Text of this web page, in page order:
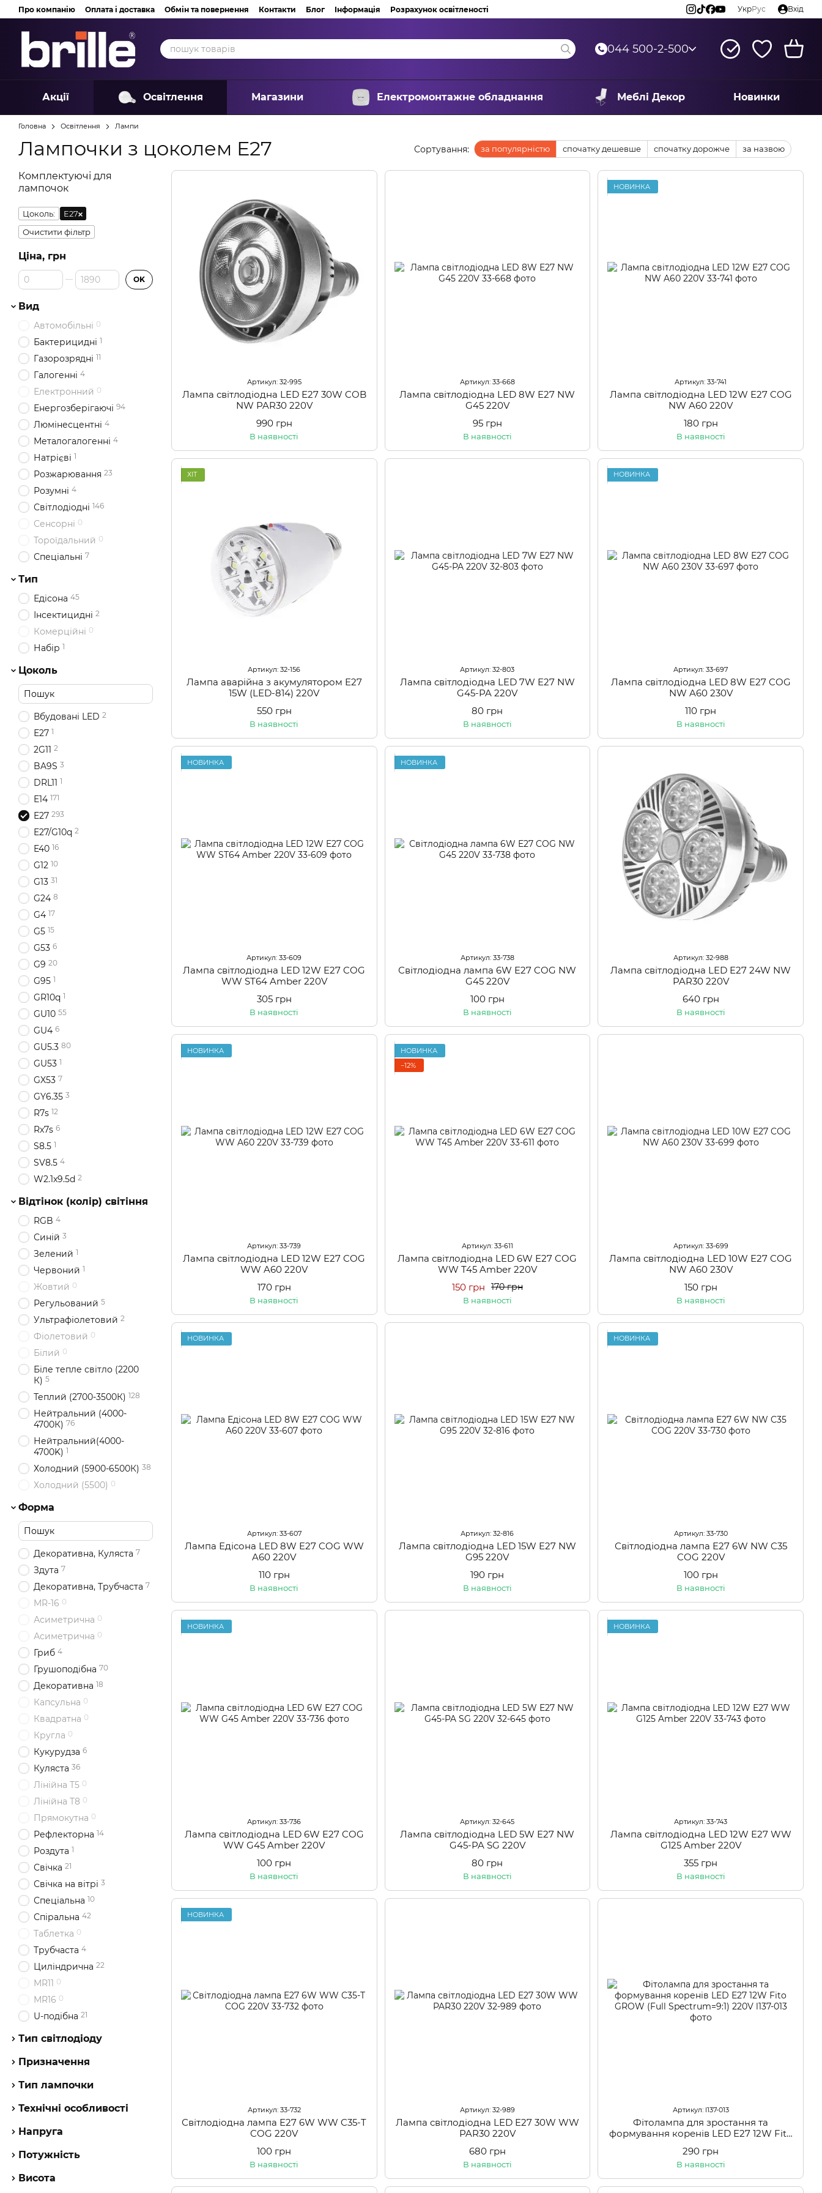
Перейти до основного контенту
Про компанію Оплата і доставка Обмін та повернення Контакти Блог Інформація Розрахунок освітленості УкрРус Вхід
044 500-2-500
Акції Освітлення Магазини Електромонтажне обладнання Меблі Декор Новинки
Головна Освітлення Лампи
Лампочки з цоколем Е27 Сортування: за популярністю спочатку дешевше спочатку дорожче за назвою
Артикул: 32-995
Лампа світлодіодна LED E27 30W COB
NW PAR30 220V
990 грн
В наявності
Артикул: 33-668
Лампа світлодіодна LED 8W E27 NW
G45 220V
95 грн
В наявності
НОВИНКА
Артикул: 33-741
Лампа світлодіодна LED 12W E27 COG
NW A60 220V
180 грн
В наявності
ХІТ
Артикул: 32-156
Лампа аварійна з акумулятором E27
15W (LED-814) 220V
550 грн
В наявності
Артикул: 32-803
Лампа світлодіодна LED 7W E27 NW
G45-PA 220V
80 грн
В наявності
НОВИНКА
Артикул: 33-697
Лампа світлодіодна LED 8W E27 COG
NW A60 230V
110 грн
В наявності
НОВИНКА
Артикул: 33-609
Лампа світлодіодна LED 12W E27 COG
WW ST64 Amber 220V
305 грн
В наявності
НОВИНКА
Артикул: 33-738
Світлодіодна лампа 6W E27 COG NW
G45 220V
100 грн
В наявності
Артикул: 32-988
Лампа світлодіодна LED E27 24W NW
PAR30 220V
640 грн
В наявності
НОВИНКА
Артикул: 33-739
Лампа світлодіодна LED 12W E27 COG
WW A60 220V
170 грн
В наявності
НОВИНКА
−12%
Артикул: 33-611
Лампа світлодіодна LED 6W E27 COG
WW T45 Amber 220V
170 грн
150 грн
В наявності
Артикул: 33-699
Лампа світлодіодна LED 10W E27 COG
NW A60 230V
150 грн
В наявності
НОВИНКА
Артикул: 33-607
Лампа Едісона LED 8W E27 COG WW
A60 220V
110 грн
В наявності
Артикул: 32-816
Лампа світлодіодна LED 15W E27 NW
G95 220V
190 грн
В наявності
НОВИНКА
Артикул: 33-730
Світлодіодна лампа E27 6W NW C35
COG 220V
100 грн
В наявності
НОВИНКА
Артикул: 33-736
Лампа світлодіодна LED 6W E27 COG
WW G45 Amber 220V
100 грн
В наявності
Артикул: 32-645
Лампа світлодіодна LED 5W E27 NW
G45-PA SG 220V
80 грн
В наявності
НОВИНКА
Артикул: 33-743
Лампа світлодіодна LED 12W E27 WW
G125 Amber 220V
355 грн
В наявності
НОВИНКА
Артикул: 33-732
Світлодіодна лампа E27 6W WW C35-T
COG 220V
100 грн
В наявності
Артикул: 32-989
Лампа світлодіодна LED E27 30W WW
PAR30 220V
680 грн
В наявності
Артикул: l137-013
Фітолампа для зростання та
формування коренів LED E27 12W Fito
290 грн
В наявності
Комплектуючі для
лампочок
Цоколь:
E27
Очистити фільтр
Ціна, грн
Від Ціна, грн
До Ціна, грн OK
Вид
Автомобільні 0
Бактерицидні 1
Газорозрядні 11
Галогенні 4
Електронний 0
Енергозберігаючі 94
Люмінесцентні 4
Металогалогенні 4
Натрієві 1
Розжарювання 23
Розумні 4
Світлодіодні 146
Сенсорні 0
Тороїдальний 0
Спеціальні 7
Тип
Едісона 45
Інсектицидні 2
Комерційні 0
Набір 1
Цоколь
Вбудовані LED 2
Е27 1
2G11 2
BA9S 3
DRL11 1
E14 171
E27 293
E27/G10q 2
E40 16
G12 10
G13 31
G24 8
G4 17
G5 15
G53 6
G9 20
G95 1
GR10q 1
GU10 55
GU4 6
GU5.3 80
GU53 1
GX53 7
GY6.35 3
R7s 12
Rx7s 6
S8.5 1
SV8.5 4
W2.1x9.5d 2
Відтінок (колір) світіння
RGB 4
Синій 3
Зелений 1
Червоний 1
Жовтий 0
Регульований 5
Ультрафіолетовий 2
Фіолетовий 0
Білий 0
Біле тепле світло (2200
К) 5
Теплий (2700-3500К) 128
Нейтральний (4000-
4700К) 76
Нейтральний(4000-
4700K) 1
Холодний (5900-6500К) 38
Холодний (5500) 0
Форма
Декоративна, Куляста 7
Здута 7
Декоративна, Трубчаста 7
MR-16 0
Асиметрична 0
Асиметрична 0
Гриб 4
Грушоподібна 70
Декоративна 18
Капсульна 0
Квадратна 0
Кругла 0
Кукурудза 6
Куляста 36
Лінійна T5 0
Лінійна T8 0
Прямокутна 0
Рефлекторна 14
Роздута 1
Свічка 21
Свічка на вітрі 3
Спеціальна 10
Спіральна 42
Таблетка 0
Трубчаста 4
Циліндрична 22
MR11 0
MR16 0
U-подібна 21
Тип світлодіоду
Призначення
Тип лампочки
Технічні особливості
Напруга
Потужність
Висота